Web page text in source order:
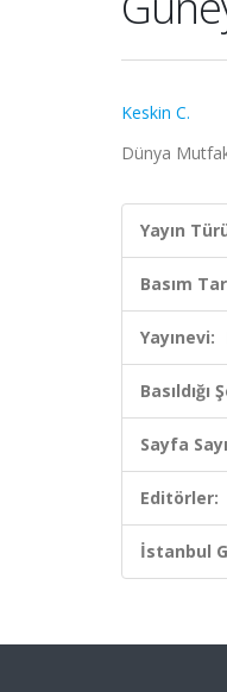
Keskin C.
Dünya
Yayın
Basım
Yayınevi:
Basıldığı
Sayfa
Editörler:
İstanbul